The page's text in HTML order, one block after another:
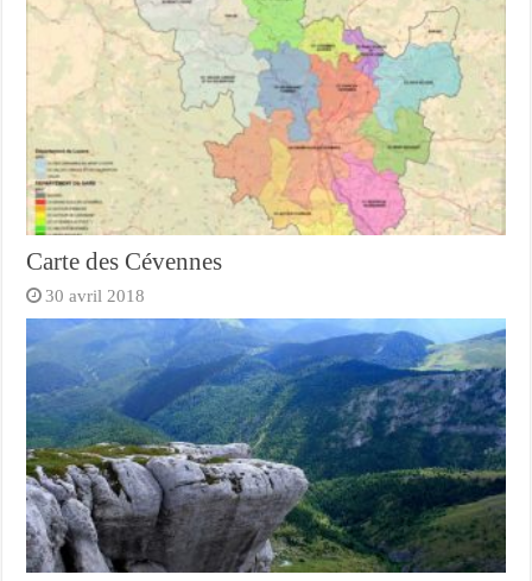
Carte des Cévennes
30 avril 2018